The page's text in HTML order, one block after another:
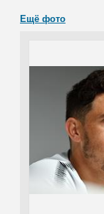
Ещё фото